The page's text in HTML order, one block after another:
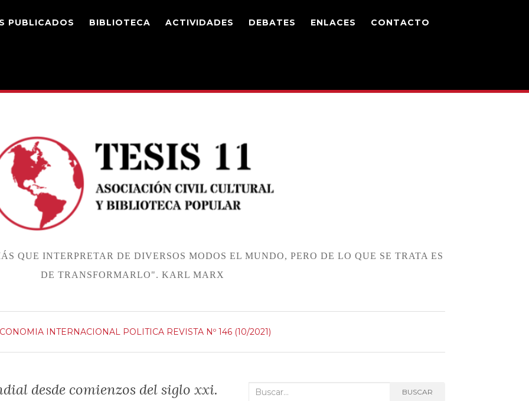
PUBLICADOS BIBLIOTECA ACTIVIDADES DEBATES ENLACES CONTACTO
QUE INTERPRETAR DE DIVERSOS MODOS EL MUNDO, PERO DE LO QUE SE TRATA ES
DE TRANSFORMARLO". KARL MARX
INTERNACIONAL POLITICA REVISTA Nº 146 (10/2021)
desde comienzos del siglo xxi.
Buscar: BUSCAR